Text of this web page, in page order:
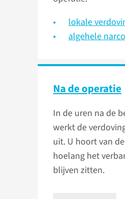
lokale
algehele
Na de operatie
In de uren na de
werkt de
uit. U hoort van
hoelang het
blijven zitten.